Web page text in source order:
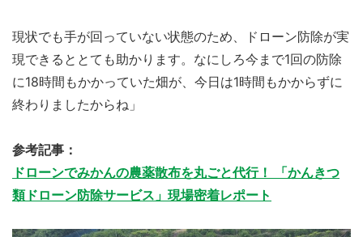
現状でも手が回っていない状態のため、ドローン防除が実
現できるととても助かります。なにしろ今まで1回の防除
に18時間もかかっていた畑が、今日は1時間もかからずに
終わりましたからね」
参考記事：
ドローンでみかんの農薬散布を丸ごと代行！ 「かんきつ
類ドローン防除サービス」現場密着レポート